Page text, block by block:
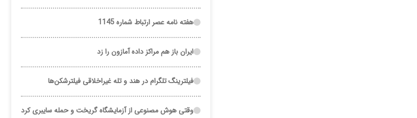
هفته نامه عصر ارتباط شماره 1145
ایران باز هم مراکز داده آمازون را زد
فیلترینگ تلگرام در هند و تله غیراخلاقی فیلترشکن‌ها
وقتی هوش مصنوعی از آزمایشگاه گریخت و حمله سایبری کرد